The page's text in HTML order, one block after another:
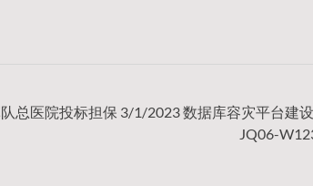
总医院投标担保 3/1/2023 数据库容灾平台建
JQ06-